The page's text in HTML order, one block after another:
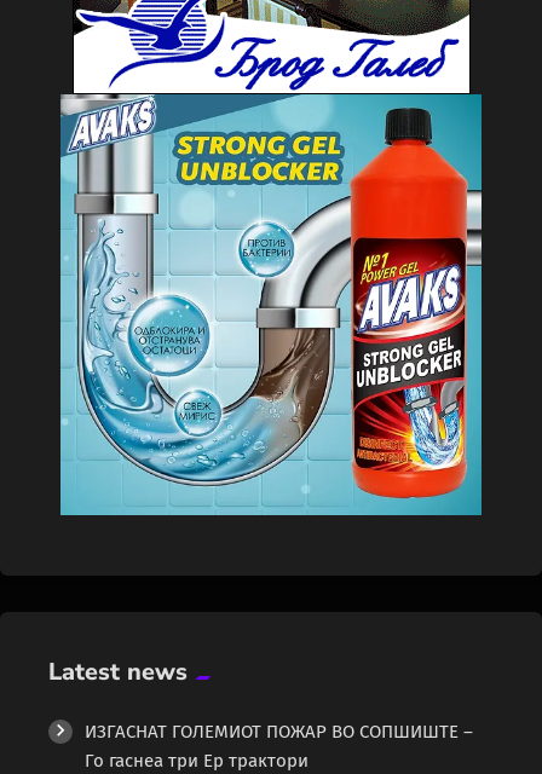
Latest news
ИЗГАСНАТ ГОЛЕМИОТ ПОЖАР ВО СОПШИШТЕ –
Го гаснеа три Ер трактори